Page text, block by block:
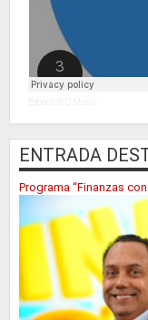
ENTRADA
Programa “Finanzas